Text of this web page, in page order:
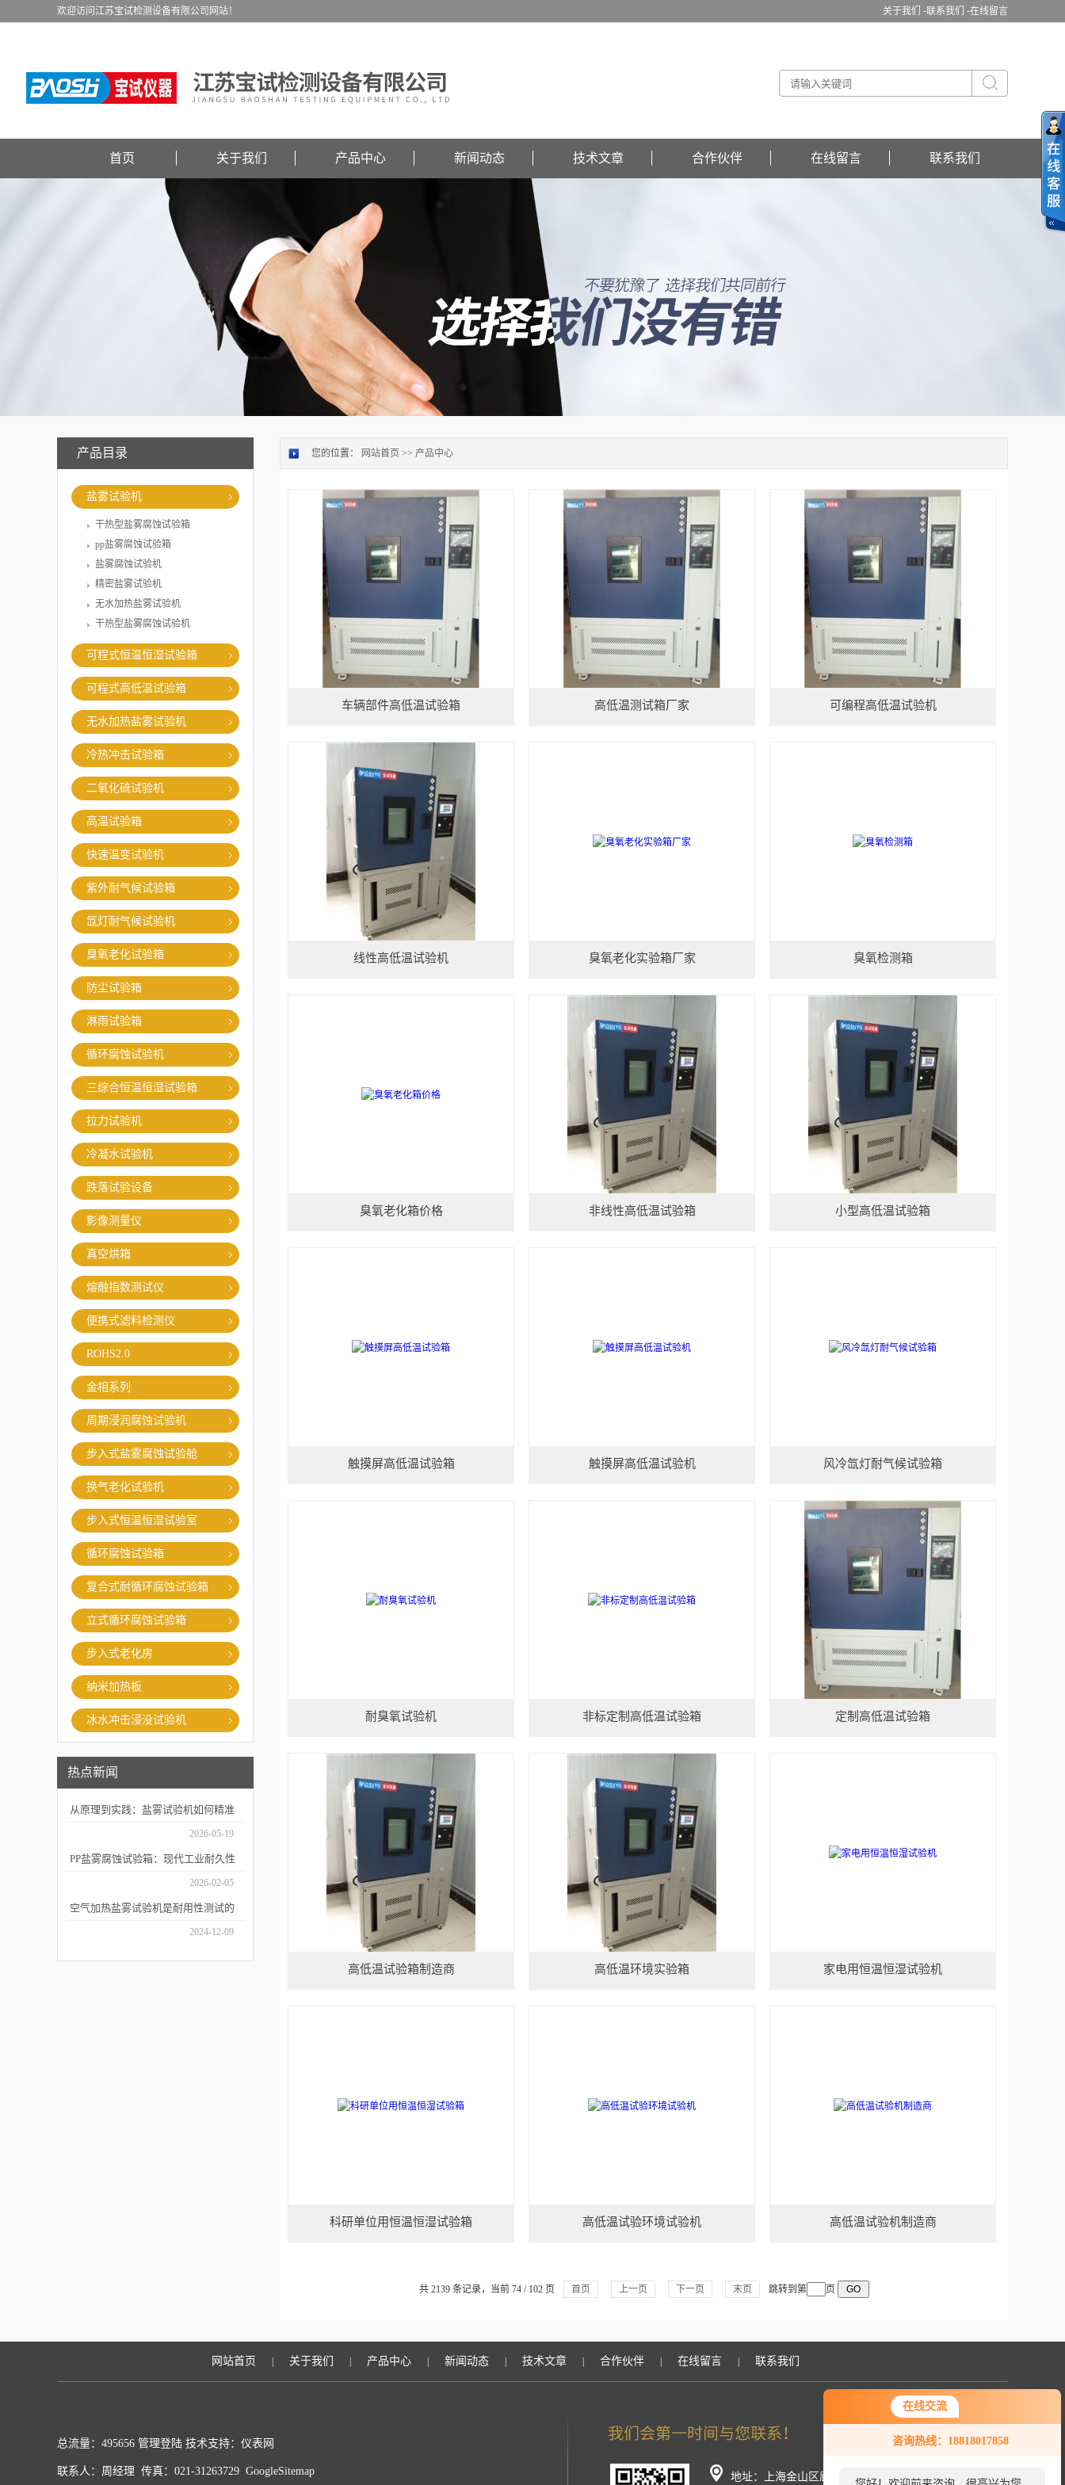
在线交流
咨询热线：18818017858
关于我们 -联系我们 -在线留言
欢迎访问江苏宝试检测设备有限公司网站！
首页 关于我们 产品中心 新闻动态 技术文章 合作伙伴 在线留言 联系我们
产品目录
盐雾试验机
干热型盐雾腐蚀试验箱
pp盐雾腐蚀试验箱
盐雾腐蚀试验机
精密盐雾试验机
无水加热盐雾试验机
干热型盐雾腐蚀试验机
可程式恒温恒湿试验箱
可程式高低温试验箱
无水加热盐雾试验机
冷热冲击试验箱
二氧化硫试验机
高温试验箱
快速温变试验机
紫外耐气候试验箱
氙灯耐气候试验机
臭氧老化试验箱
防尘试验箱
淋雨试验箱
循环腐蚀试验机
三综合恒温恒湿试验箱
拉力试验机
冷凝水试验机
跌落试验设备
影像测量仪
真空烘箱
熔融指数测试仪
便携式滤料检测仪
ROHS2.0
金相系列
周期浸润腐蚀试验机
步入式盐雾腐蚀试验舱
换气老化试验机
步入式恒温恒湿试验室
循环腐蚀试验箱
复合式耐循环腐蚀试验箱
立式循环腐蚀试验箱
步入式老化房
纳米加热板
冰水冲击浸没试验机
热点新闻
从原理到实践：盐雾试验机如何精准
2026-05-19
PP盐雾腐蚀试验箱：现代工业耐久性
2026-02-05
空气加热盐雾试验机是耐用性测试的
2024-12-09
您的位置： 网站首页 >> 产品中心
车辆部件高低温试验箱 高低温测试箱厂家 可编程高低温试验机
线性高低温试验机 臭氧老化实验箱厂家 臭氧检测箱
臭氧老化箱价格 非线性高低温试验箱 小型高低温试验箱
触摸屏高低温试验箱 触摸屏高低温试验机 风冷氙灯耐气候试验箱
耐臭氧试验机 非标定制高低温试验箱 定制高低温试验箱
高低温试验箱制造商 高低温环境实验箱 家电用恒温恒湿试验机
科研单位用恒温恒湿试验箱 高低温试验环境试验机 高低温试验机制造商
共 2139 条记录，当前 74 / 102 页 首页 上一页 下一页 末页 跳转到第 页
网站首页 关于我们 产品中心 新闻动态 技术文章 合作伙伴 在线留言 联系我们
总流量：495656 管理登陆 技术支持： 仪表网
联系人：周经理 传真：021-31263729 GoogleSitemap 地址：上海金山区廊下镇工业园荣春路266号（分厂）